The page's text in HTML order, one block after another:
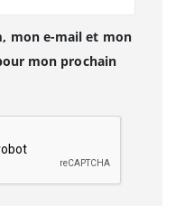
mon e-mail et mon
mon prochain